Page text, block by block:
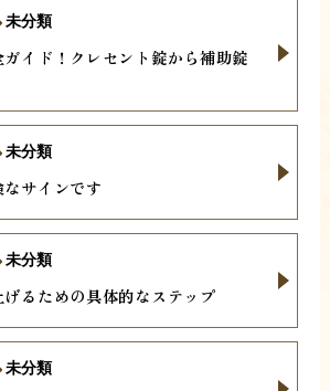
イド！クレセント錠から補助錠
未分類
サインです
未分類
るための具体的なステップ
未分類
未分類